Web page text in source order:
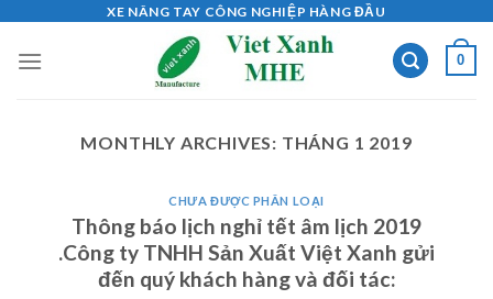
content
XE NÂNG TAY CÔNG NGHIỆP HÀNG ĐẦU
0
MONTHLY ARCHIVES: THÁNG 1 2019
CHƯA ĐƯỢC PHÂN LOẠI
Thông báo lịch nghỉ tết âm lịch 2019
.Công ty TNHH Sản Xuất Việt Xanh gửi
đến quý khách hàng và đối tác: